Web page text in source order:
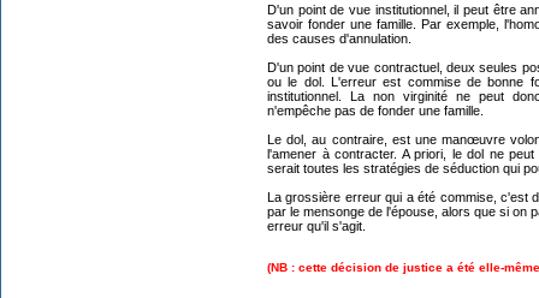
D'un point de vue institutionnel, il peut être
savoir fonder une famille. Par exemple,
des causes d'annulation.
D'un point de vue contractuel, deux seules
ou le dol. L'erreur est commise de bonne
institutionnel. La non virginité ne peut
n'empêche pas de fonder une famille.
Le dol, au contraire, est une manœuvre
l'amener à contracter. A priori, le dol ne
serait toutes les stratégies de séduction qui
La grossière erreur qui a été commise, c'est
par le mensonge de l'épouse, alors que si on
erreur qu'il s'agit.
(NB : cette décision de justice a été elle-